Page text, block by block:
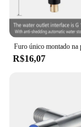
R$16,07